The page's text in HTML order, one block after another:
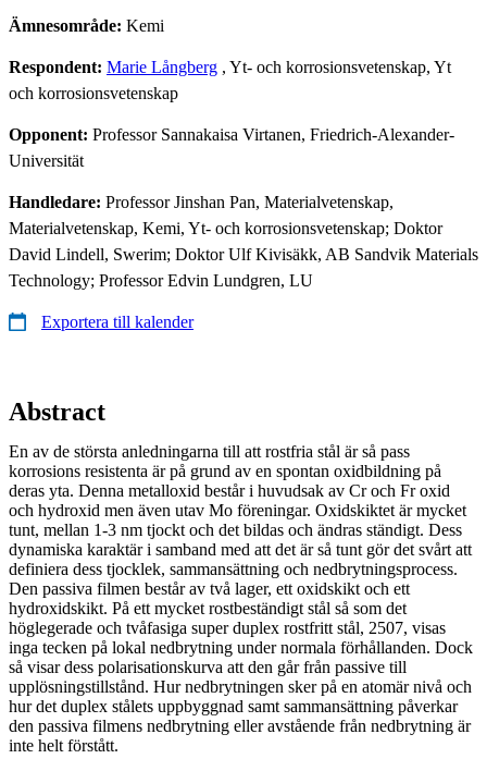
Ämnesområde: Kemi
Respondent: Marie Långberg , Yt- och korrosionsvetenskap, Yt
och korrosionsvetenskap
Opponent: Professor Sannakaisa Virtanen, Friedrich-Alexander-
Universität
Handledare: Professor Jinshan Pan, Materialvetenskap,
Materialvetenskap, Kemi, Yt- och korrosionsvetenskap; Doktor
David Lindell, Swerim; Doktor Ulf Kivisäkk, AB Sandvik Materials
Technology; Professor Edvin Lundgren, LU
Exportera till kalender
Abstract
En av de största anledningarna till att rostfria stål är så pass
korrosions resistenta är på grund av en spontan oxidbildning på
deras yta. Denna metalloxid består i huvudsak av Cr och Fr oxid
och hydroxid men även utav Mo föreningar. Oxidskiktet är mycket
tunt, mellan 1-3 nm tjockt och det bildas och ändras ständigt. Dess
dynamiska karaktär i samband med att det är så tunt gör det svårt att
definiera dess tjocklek, sammansättning och nedbrytningsprocess.
Den passiva filmen består av två lager, ett oxidskikt och ett
hydroxidskikt. På ett mycket rostbeständigt stål så som det
höglegerade och tvåfasiga super duplex rostfritt stål, 2507, visas
inga tecken på lokal nedbrytning under normala förhållanden. Dock
så visar dess polarisationskurva att den går från passive till
upplösningstillstånd. Hur nedbrytningen sker på en atomär nivå och
hur det duplex stålets uppbyggnad samt sammansättning påverkar
den passiva filmens nedbrytning eller avstående från nedbrytning är
inte helt förstått.